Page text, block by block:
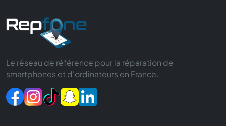
Le réseau de référence pour la réparation de
smartphones et d'ordinateurs en France.